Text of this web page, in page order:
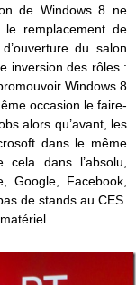
de Windows 8 ne
remplacement de
du salon
inversion des rôles :
Windows 8
occasion le faire-
alors qu’avant, les
dans le même
dans l’absolu,
Google, Facebook,
de stands au CES.